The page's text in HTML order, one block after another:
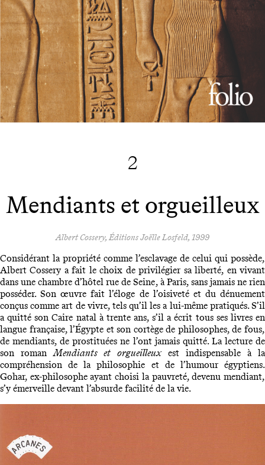
2
Mendiants et orgueilleux
Albert Cossery, Éditions Joëlle Losfeld, 1999
Considérant la propriété comme l’esclavage de celui qui possède,
Albert Cossery a fait le choix de privilégier sa liberté, en vivant
dans une chambre d’hôtel rue de Seine, à Paris, sans jamais ne rien
posséder. Son œuvre fait l’éloge de l’oisiveté et du dénuement
conçus comme art de vivre, tels qu’il les a lui-même pratiqués. S’il
a quitté son Caire natal à trente ans, s’il a écrit tous ses livres en
langue française, l’Égypte et son cortège de philosophes, de fous,
de mendiants, de prostituées ne l’ont jamais quitté. La lecture de
son romanMendiants et orgueilleuxest indispensable à la
compréhension de la philosophie et de l’humour égyptiens.
Gohar, ex-philosophe ayant choisi la pauvreté, devenu mendiant,
s’y émerveille devant l’absurde facilité de la vie.